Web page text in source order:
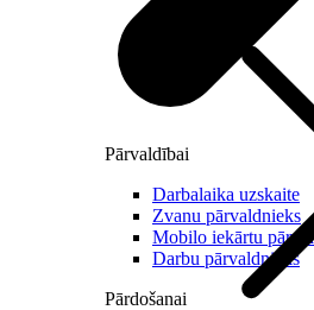
Pārvaldībai
Darbalaika uzskaite
Zvanu pārvaldnieks
Mobilo iekārtu
Darbu pārvaldnieks
Pārdošanai